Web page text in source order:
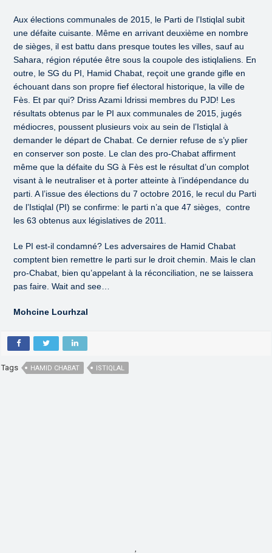
Aux élections communales de 2015, le Parti de l’Istiqlal subit
une défaite cuisante. Même en arrivant deuxième en nombre
de sièges, il est battu dans presque toutes les villes, sauf au
Sahara, région réputée être sous la coupole des istiqlaliens. En
outre, le SG du PI, Hamid Chabat, reçoit une grande gifle en
échouant dans son propre fief électoral historique, la ville de
Fès. Et par qui? Driss Azami Idrissi membres du PJD! Les
résultats obtenus par le PI aux communales de 2015, jugés
médiocres, poussent plusieurs voix au sein de l’Istiqlal à
demander le départ de Chabat. Ce dernier refuse de s’y plier
en conserver son poste. Le clan des pro-Chabat affirment
même que la défaite du SG à Fès est le résultat d’un complot
visant à le neutraliser et à porter atteinte à l’indépendance du
parti. A l’issue des élections du 7 octobre 2016, le recul du Parti
de l’Istiqlal (PI) se confirme: le parti n’a que 47 sièges, contre
les 63 obtenus aux législatives de 2011.
Le PI est-il condamné? Les adversaires de Hamid Chabat
comptent bien remettre le parti sur le droit chemin. Mais le clan
pro-Chabat, bien qu’appelant à la réconciliation, ne se laissera
pas faire. Wait and see…
Mohcine Lourhzal
Tags HAMID CHABAT ISTIQLAL
,